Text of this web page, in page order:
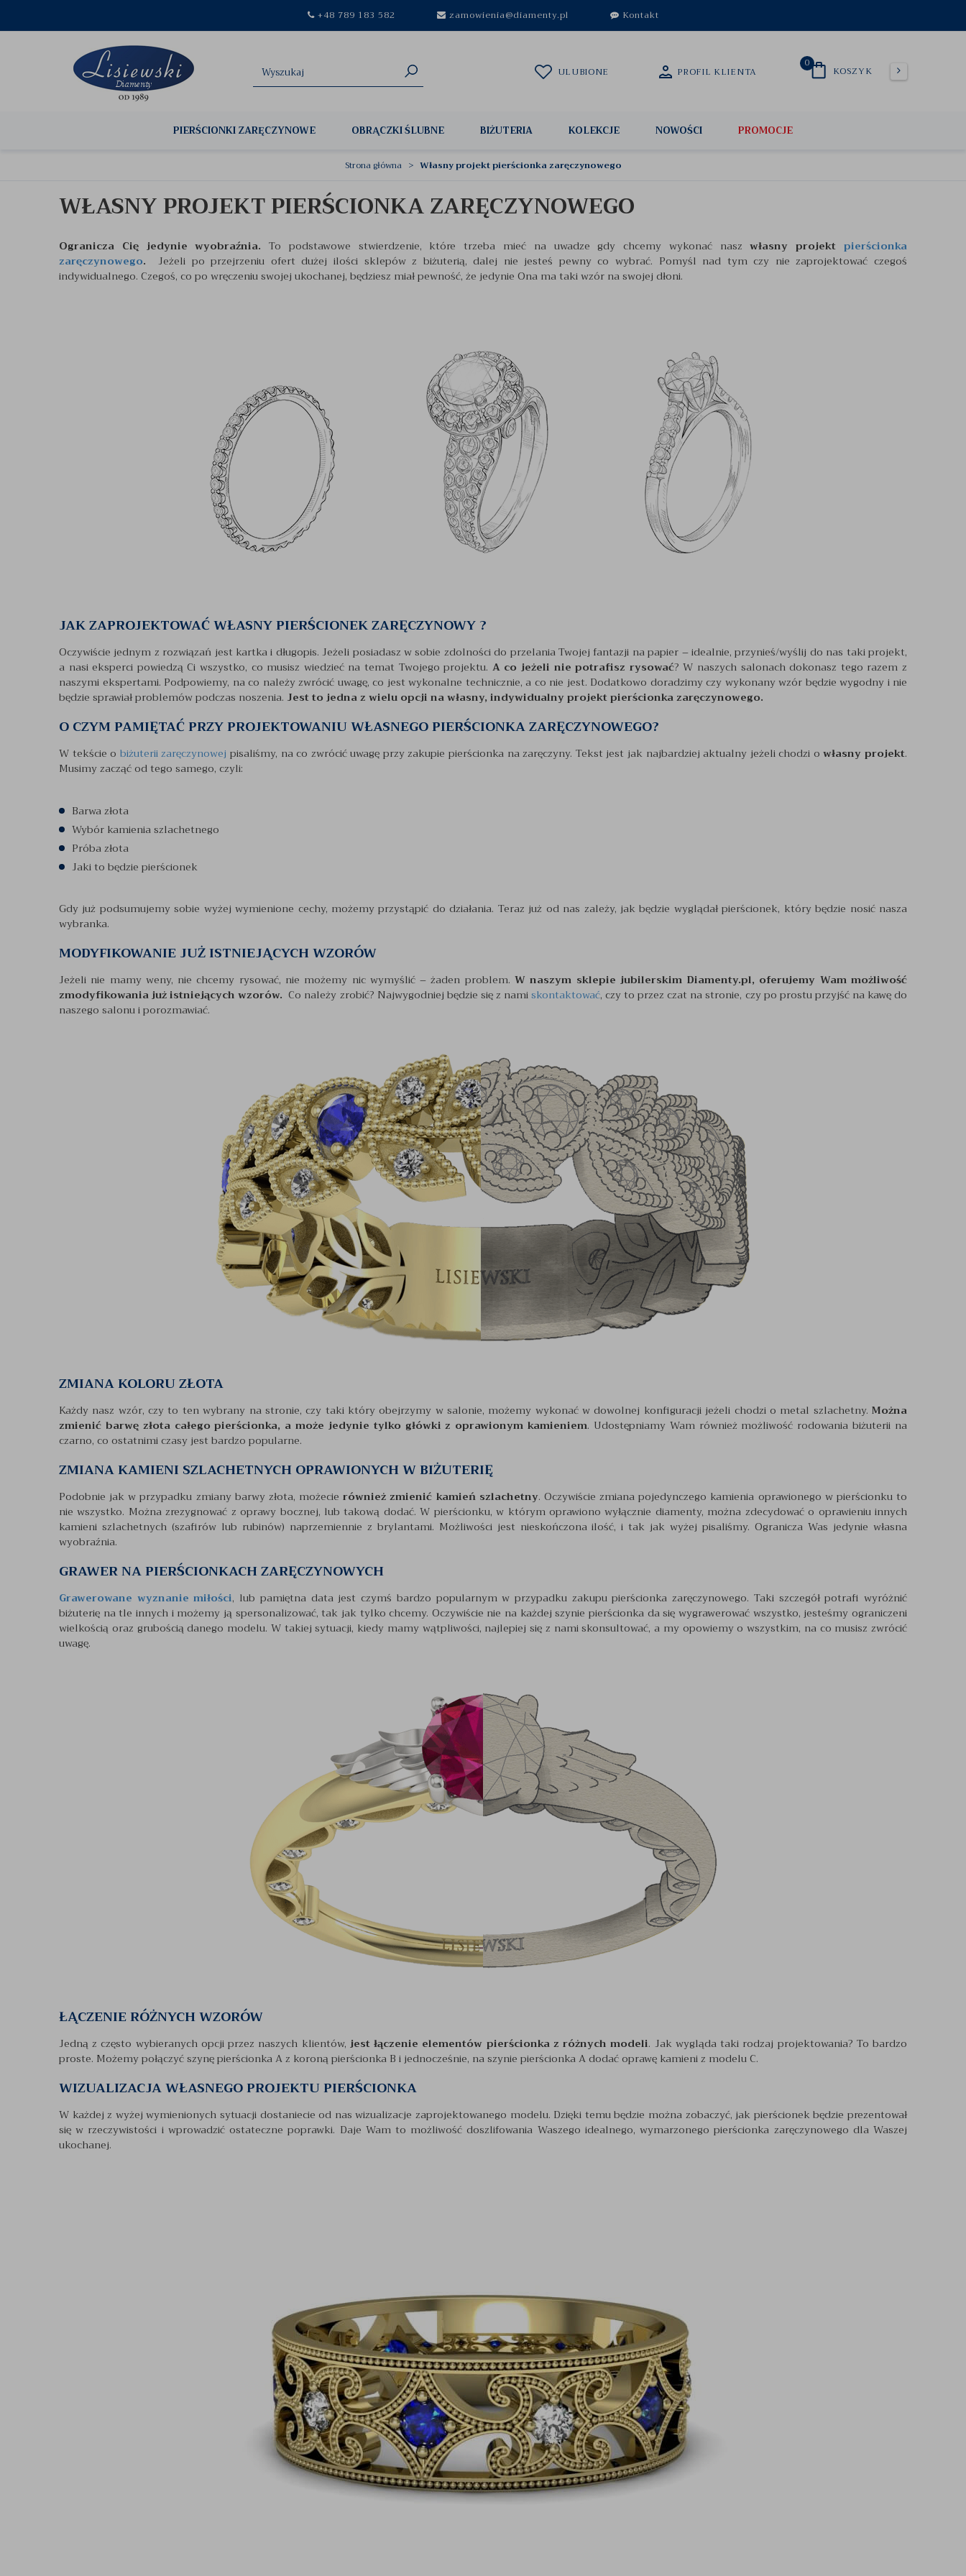
+48 789 183 582 zamowienia@diamenty.pl Kontakt
0
KOSZYK
ULUBIONE PROFIL KLIENTA
PIERŚCIONKI ZARĘCZYNOWE OBRĄCZKI ŚLUBNE BIŻUTERIA KOLEKCJE NOWOŚCI PROMOCJE
Strona główna Własny projekt pierścionka zaręczynowego
WŁASNY PROJEKT PIERŚCIONKA ZARĘCZYNOWEGO
Ogranicza Cię jedynie wyobraźnia.To podstawowe stwierdzenie, które trzeba mieć na uwadze gdy chcemy wykonać naszwłasny projektpierścionka
zaręczynowego. Jeżeli po przejrzeniu ofert dużej ilości sklepów z biżuterią, dalej nie jesteś pewny co wybrać. Pomyśl nad tym czy nie zaprojektować czegoś
indywidualnego. Czegoś, co po wręczeniu swojej ukochanej, będziesz miał pewność, że jedynie Ona ma taki wzór na swojej dłoni.
JAK ZAPROJEKTOWAĆ WŁASNY PIERŚCIONEK ZARĘCZYNOWY ?
Oczywiście jednym z rozwiązań jest kartka i długopis. Jeżeli posiadasz w sobie zdolności do przelania Twojej fantazji na papier – idealnie, przynieś/wyślij do nas taki projekt,
a nasi eksperci powiedzą Ci wszystko, co musisz wiedzieć na temat Twojego projektu. A co jeżeli nie potrafisz rysować? W naszych salonach dokonasz tego razem z
naszymi ekspertami. Podpowiemy, na co należy zwrócić uwagę, co jest wykonalne technicznie, a co nie jest. Dodatkowo doradzimy czy wykonany wzór będzie wygodny i nie
będzie sprawiał problemów podczas noszenia. Jest to jedna z wielu opcji na własny, indywidualny projekt pierścionka zaręczynowego.
O CZYM PAMIĘTAĆ PRZY PROJEKTOWANIU WŁASNEGO PIERŚCIONKA ZARĘCZYNOWEGO?
W tekście o biżuterii zaręczynowej pisaliśmy, na co zwrócić uwagę przy zakupie pierścionka na zaręczyny. Tekst jest jak najbardziej aktualny jeżeli chodzi owłasny projekt.
Musimy zacząć od tego samego, czyli:
Barwa złota
Wybór kamienia szlachetnego
Próba złota
Jaki to będzie pierścionek
Gdy już podsumujemy sobie wyżej wymienione cechy, możemy przystąpić do działania. Teraz już od nas zależy, jak będzie wyglądał pierścionek, który będzie nosić nasza
wybranka.
MODYFIKOWANIE JUŻ ISTNIEJĄCYCH WZORÓW
Jeżeli nie mamy weny, nie chcemy rysować, nie możemy nic wymyślić – żaden problem. W naszym sklepie jubilerskim Diamenty.pl, oferujemy Wam możliwość
zmodyfikowania już istniejących wzorów.Co należy zrobić? Najwygodniej będzie się z namiskontaktować, czy to przez czat na stronie, czy po prostu przyjść na kawę do
naszego salonu i porozmawiać.
ZMIANA KOLORU ZŁOTA
Każdy nasz wzór, czy to ten wybrany na stronie, czy taki który obejrzymy w salonie, możemy wykonać w dowolnej konfiguracji jeżeli chodzi o metal szlachetny. Można
zmienić barwę złota całego pierścionka, a może jedynie tylko główki z oprawionym kamieniem. Udostępniamy Wam również możliwość rodowania biżuterii na
czarno, co ostatnimi czasy jest bardzo popularne.
ZMIANA KAMIENI SZLACHETNYCH OPRAWIONYCH W BIŻUTERIĘ
Podobnie jak w przypadku zmiany barwy złota, możecierównież zmienić kamień szlachetny. Oczywiście zmiana pojedynczego kamienia oprawionego w pierścionku to
nie wszystko. Można zrezygnować z oprawy bocznej, lub takową dodać. W pierścionku, w którym oprawiono wyłącznie diamenty, można zdecydować o oprawieniu innych
kamieni szlachetnych (szafirów lub rubinów) naprzemiennie z brylantami. Możliwości jest nieskończona ilość, i tak jak wyżej pisaliśmy. Ogranicza Was jedynie własna
wyobraźnia.
GRAWER NA PIERŚCIONKACH ZARĘCZYNOWYCH
Grawerowane wyznanie miłości, lub pamiętna data jest czymś bardzo popularnym w przypadku zakupu pierścionka zaręczynowego. Taki szczegół potrafi wyróżnić
biżuterię na tle innych i możemy ją spersonalizować, tak jak tylko chcemy. Oczywiście nie na każdej szynie pierścionka da się wygrawerować wszystko, jesteśmy ograniczeni
wielkością oraz grubością danego modelu. W takiej sytuacji, kiedy mamy wątpliwości, najlepiej się z nami skonsultować, a my opowiemy o wszystkim, na co musisz zwrócić
uwagę.
ŁĄCZENIE RÓŻNYCH WZORÓW
Jedną z często wybieranych opcji przez naszych klientów, jest łączenie elementów pierścionka z różnych modeli. Jak wygląda taki rodzaj projektowania? To bardzo
proste. Możemy połączyć szynę pierścionka A z koroną pierścionka B i jednocześnie, na szynie pierścionka A dodać oprawę kamieni z modelu C.
WIZUALIZACJA WŁASNEGO PROJEKTU PIERŚCIONKA
W każdej z wyżej wymienionych sytuacji dostaniecie od nas wizualizacje zaprojektowanego modelu. Dzięki temu będzie można zobaczyć, jak pierścionek będzie prezentował
się w rzeczywistości i wprowadzić ostateczne poprawki. Daje Wam to możliwość doszlifowania Waszego idealnego, wymarzonego pierścionka zaręczynowego dla Waszej
ukochanej.